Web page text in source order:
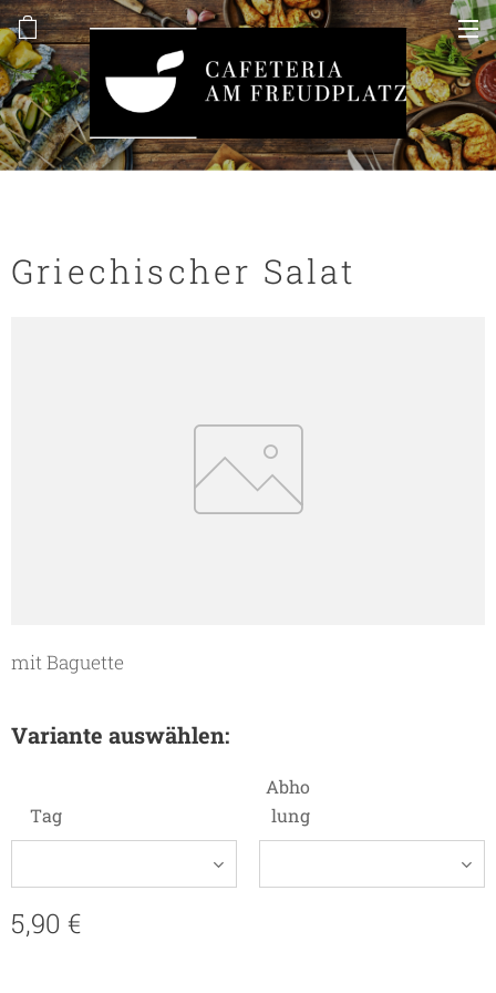
Griechischer Salat
mit Baguette
Variante auswählen:
Tag
Abho
lung
5,90 €